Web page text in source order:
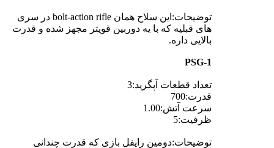
توضیحات:این سلاح همان bolt-action rifle در سری
های قبلیه که با یه دوربین قویتر مجهز شده و قدرت
بالایی داره.
PSG-1
تعداد قطعات آپگرید:3
قدرت:700
سرعت آتش:1.00
ظرفیت:5
توضیحات:دومین رایفل بازی که قدرت چندانی